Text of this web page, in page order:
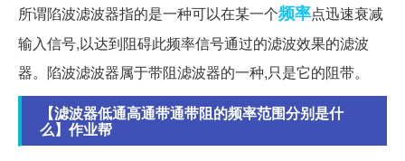
所谓陷波滤波器指的是一种可以在某一个频率点迅速衰减
输入信号,以达到阻碍此频率信号通过的滤波效果的滤波
器。陷波滤波器属于带阻滤波器的一种,只是它的阻带。
【滤波器低通高通带通带阻的频率范围分别是什
么】作业帮